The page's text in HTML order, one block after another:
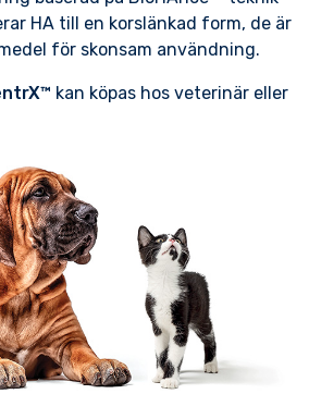
HA till en korslänkad form, de är
för skonsam användning.
kan köpas hos veterinär eller